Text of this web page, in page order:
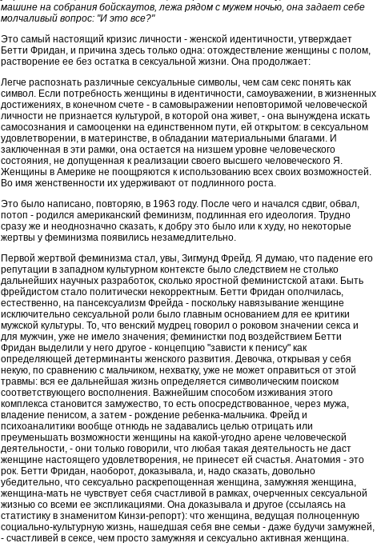
машине на собрания бойскаутов, лежа рядом с мужем ночью, она задает себе
молчаливый вопрос: "И это все?"
Это самый настоящий кризис личности - женской идентичности, утверждает
Бетти Фридан, и причина здесь только одна: отождествление женщины с полом,
растворение ее без остатка в сексуальной жизни. Она продолжает:
Легче распознать различные сексуальные символы, чем сам секс понять как
символ. Если потребность женщины в идентичности, самоуважении, в жизненных
достижениях, в конечном счете - в самовыражении неповторимой человеческой
личности не признается культурой, в которой она живет, - она вынуждена искать
самосознания и самооценки на единственном пути, ей открытом: в сексуальном
удовлетворении, в материнстве, в обладании материальными благами. И
заключенная в эти рамки, она остается на низшем уровне человеческого
состояния, не допущенная к реализации своего высшего человеческого Я.
Женщины в Америке не поощряются к использованию всех своих возможностей.
Во имя женственности их удерживают от подлинного роста.
Это было написано, повторяю, в 1963 году. После чего и начался сдвиг, обвал,
потоп - родился американский феминизм, подлинная его идеология. Трудно
сразу же и неоднозначно сказать, к добру это было или к худу, но некоторые
жертвы у феминизма появились незамедлительно.
Первой жертвой феминизма стал, увы, Зигмунд Фрейд. Я думаю, что падение его
репутации в западном культурном контексте было следствием не столько
дальнейших научных разработок, сколько яростной феминистской атаки. Быть
фрейдистом стало политически некорректным. Бетти Фридан ополчилась,
естественно, на пансексуализм Фрейда - поскольку навязывание женщине
исключительно сексуальной роли было главным основанием для ее критики
мужской культуры. То, что венский мудрец говорил о роковом значении секса и
для мужчин, уже не имело значения; феминистки под воздействием Бетти
Фридан выделили у него другое - концепцию "зависти к пенису" как
определяющей детерминанты женского развития. Девочка, открывая у себя
некую, по сравнению с мальчиком, нехватку, уже не может оправиться от этой
травмы: вся ее дальнейшая жизнь определяется символическим поиском
соответствующего восполнения. Важнейшим способом изживания этого
комплекса становится замужество, то есть опосредствованное, через мужа,
владение пенисом, а затем - рождение ребенка-мальчика. Фрейд и
психоаналитики вообще отнюдь не задавались целью отрицать или
преуменьшать возможности женщины на какой-угодно арене человеческой
деятельности, - они только говорили, что любая такая деятельность не даст
женщине настоящего удовлетворения, не принесет ей счастья. Анатомия - это
рок. Бетти Фридан, наоборот, доказывала, и, надо сказать, довольно
убедительно, что сексуально раскрепощенная женщина, замужняя женщина,
женщина-мать не чувствует себя счастливой в рамках, очерченных сексуальной
жизнью со всеми ее экспликациями. Она доказывала и другое (ссылаясь на
статистику в знаменитом Кинзи-репорт): что женщина, ведущая полноценную
социально-культурную жизнь, нашедшая себя вне семьи - даже будучи замужней,
- счастливей в сексе, чем просто замужняя и сексуально активная женщина.